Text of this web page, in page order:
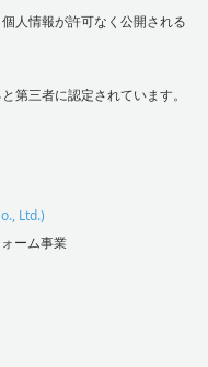
人情報が許可なく公開される
第三者に認定されています。
Ltd.)
ーム事業